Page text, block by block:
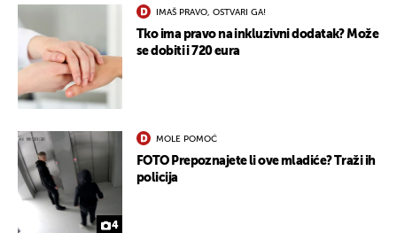
IMAŠ PRAVO, OSTVARI GA!
Tko ima pravo na inkluzivni dodatak? Može
se dobiti i 720 eura
4
MOLE POMOĆ
FOTO Prepoznajete li ove mladiće? Traži ih
policija
UKLJUČITE NOTIFIKACIJE